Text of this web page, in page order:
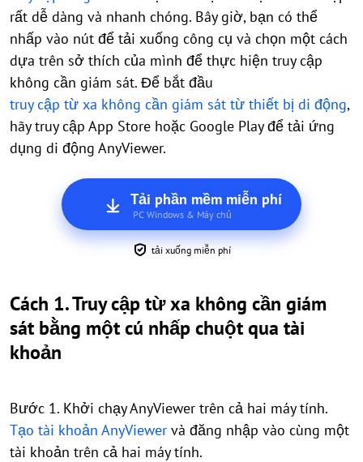
rất dễ dàng và nhanh chóng. Bây giờ, bạn có thể
nhấp vào nút để tải xuống công cụ và chọn một cách
dựa trên sở thích của mình để thực hiện truy cập
không cần giám sát. Để bắt đầu
truy cập từ xa không cần giám sát từ thiết bị di động,
hãy truy cập App Store hoặc Google Play để tải ứng
dụng di động AnyViewer.
Tải phần mềm miễn phí
PC Windows & Máy chủ
tải xuống miễn phí
Cách 1. Truy cập từ xa không cần giám
sát bằng một cú nhấp chuột qua tài
khoản
Bước 1. Khởi chạy AnyViewer trên cả hai máy tính.
Tạo tài khoản AnyViewer và đăng nhập vào cùng một
tài khoản trên cả hai máy tính.